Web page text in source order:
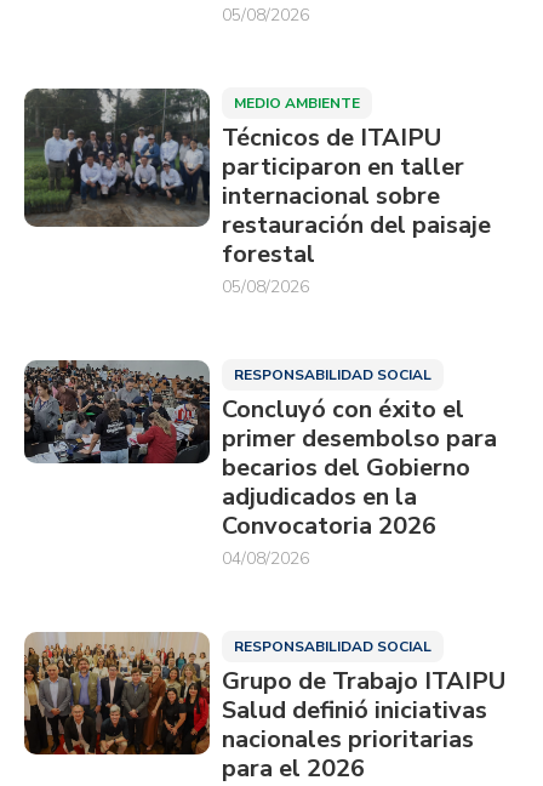
05/08/2026
MEDIO AMBIENTE
Técnicos de ITAIPU
participaron en taller
internacional sobre
restauración del paisaje
forestal
05/08/2026
RESPONSABILIDAD SOCIAL
Concluyó con éxito el
primer desembolso para
becarios del Gobierno
adjudicados en la
Convocatoria 2026
04/08/2026
RESPONSABILIDAD SOCIAL
Grupo de Trabajo ITAIPU
Salud definió iniciativas
nacionales prioritarias
para el 2026